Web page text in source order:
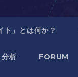
ト」とは何か？
析 FORUM